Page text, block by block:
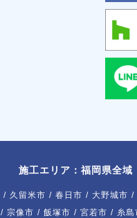
施工エリア：福岡県全域
/ 久留米市 / 春日市 / 大野城市 /
/ 宗像市 / 飯塚市 / 宮若市 / 糸島